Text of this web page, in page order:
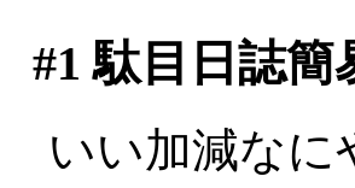
#1 駄目日誌簡
いい加減な